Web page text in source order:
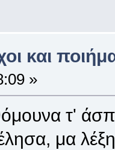
και
»
τ'
μα